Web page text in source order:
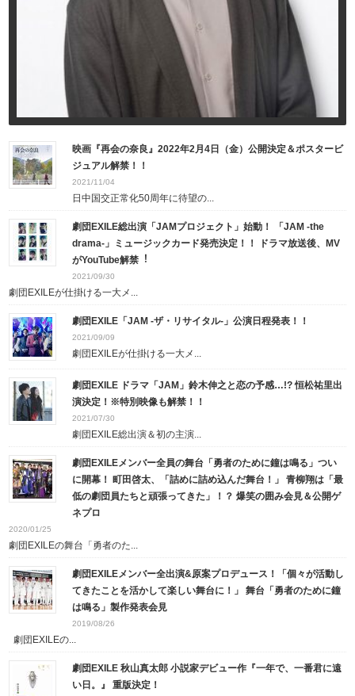
映画『再会の奈良』2022年2月4日（金）公開決定＆ポスタービ
ジュアル解禁！！
2021/11/04
日中国交正常化50周年に待望の...
劇団EXILE総出演「JAMプロジェクト」始動！ 「JAM -the
drama-」ミュージックカード発売決定！！ ドラマ放送後、MV
がYouTube解禁︕
2021/09/30
劇団EXILEが仕掛ける⼀⼤メ...
劇団EXILE「JAM -ザ・リサイタル-」公演日程発表！！
2021/09/09
劇団EXILEが仕掛ける一大メ...
劇団EXILE ドラマ「JAM」鈴木伸之と恋の予感…!? 恒松祐里出
演決定！※特別映像も解禁！！
2021/07/30
劇団EXILE総出演＆初の主演...
劇団EXILEメンバー全員の舞台「勇者のために鐘は鳴る」つい
に開幕！ 町田啓太、「詰めに詰め込んだ舞台！」 青柳翔は「最
低の劇団員たちと頑張ってきた」！？ 爆笑の囲み会見＆公開ゲ
ネプロ
2020/01/25
劇団EXILEの舞台「勇者のた...
劇団EXILEメンバー全出演&原案プロデュース！「個々が活動し
てきたことを活かして楽しい舞台に！」 舞台「勇者のために鐘
は鳴る」製作発表会見
2019/08/26
劇団EXILEの...
劇団EXILE 秋山真太郎 小説家デビュー作『一年で、一番君に遠
い日。』 重版決定！